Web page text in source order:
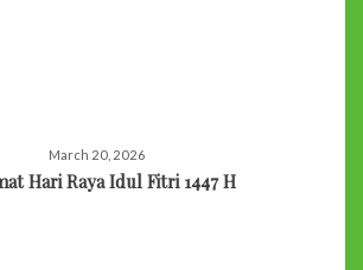
March 20, 2026
Hari Raya Idul Fitri 1447 H